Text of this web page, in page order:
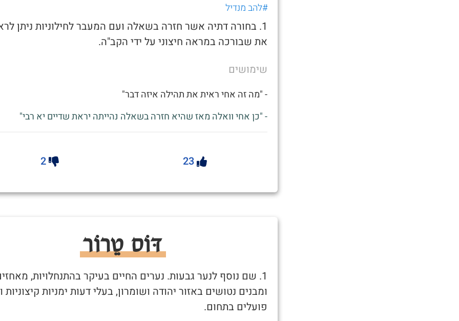
#להב מנדיל
1. בחורה דתיה אשר חזרה בשאלה ועם המעבר לחילוניות ניתן
את שבורכה במראה חיצוני על ידי הקב"ה.
שימושים
- "מה זה אחי ראית את תהילה איזה דבר"
- "כן אחי וואלה מאז שהיא חזרה בשאלה נהייתה יראת שדיים יא רבי"
23
2
דּוֹס טֵרוֹר
1. שם נוסף לנער גבעות. נערים החיים בעיקר בהתנחלויות,
ומבנים נטושים באזור יהודה ושומרון, בעלי דעות ימניות קיצוניות
פועלים בתחום.